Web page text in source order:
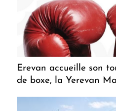
Erevan accueille son
de boxe, la Yerevan